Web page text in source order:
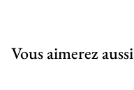
Vous aimerez aussi